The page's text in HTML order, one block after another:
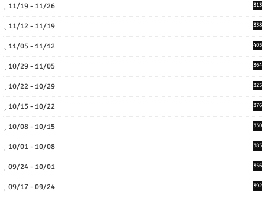
11/19 - 11/26 313
11/12 - 11/19 338
11/05 - 11/12 405
10/29 - 11/05 364
10/22 - 10/29 325
10/15 - 10/22 376
10/08 - 10/15 330
10/01 - 10/08 385
09/24 - 10/01 356
09/17 - 09/24 392